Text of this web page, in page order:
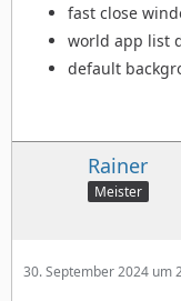
fast close
world app list
default
Rainer
Meister
30. September 2024 um